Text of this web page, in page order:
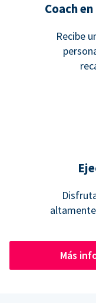
Coach
Recibe
Más